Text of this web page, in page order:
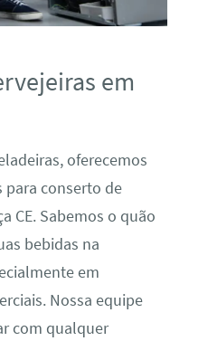
em
oferecemos
para conserto de
CE. Sabemos o quão
bebidas na
em
Nossa equipe
com qualquer